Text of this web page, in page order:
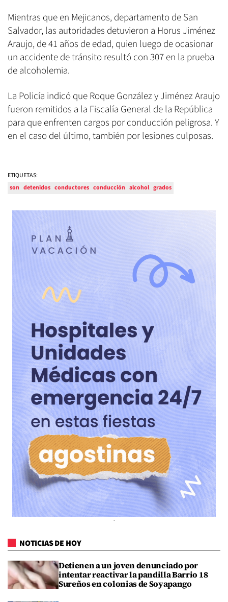
Mientras que en Mejicanos, departamento de San
Salvador, las autoridades detuvieron a Horus Jiménez
Araujo, de 41 años de edad, quien luego de ocasionar
un accidente de tránsito resultó con 307 en la prueba
de alcoholemia.
La Policía indicó que Roque González y Jiménez Araujo
fueron remitidos a la Fiscalía General de la República
para que enfrenten cargos por conducción peligrosa. Y
en el caso del último, también por lesiones culposas.
ETIQUETAS:
son detenidos conductores conducción alcohol grados
NOTICIAS DE HOY
Detienen a un joven denunciado por
intentar reactivar la pandilla Barrio 18
Sureños en colonias de Soyapango